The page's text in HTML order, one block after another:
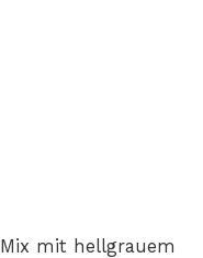
mit hellgrauem